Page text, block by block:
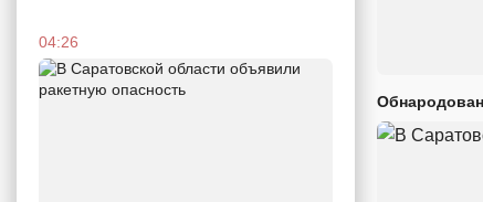
04:26